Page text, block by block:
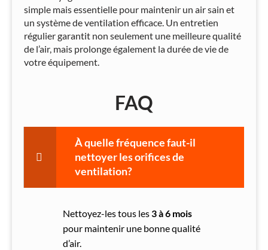
simple mais essentielle pour maintenir un air sain et
un système de ventilation efficace. Un entretien
régulier garantit non seulement une meilleure qualité
de l’air, mais prolonge également la durée de vie de
votre équipement.
FAQ
À quelle fréquence faut-il
nettoyer les orifices de
ventilation?
Nettoyez-les tous les3 à 6 mois
pour maintenir une bonne qualité
d’air.